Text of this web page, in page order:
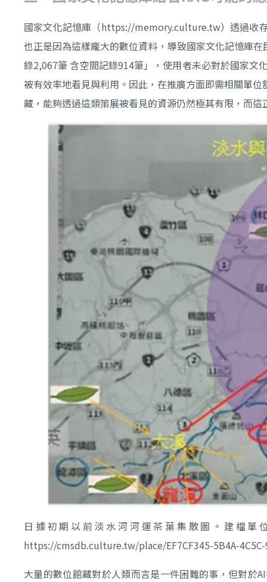
國家文化記憶庫（https://memory.culture.tw）透過收
也正是因為這樣龐大的數位資料，導致國家文化記憶庫
錄2,067筆 含空間記錄914筆」，使用者未必對於國家文
被有效率地看見與利用。因此，在推廣方面即需相關單
藏，能夠透過這類策展被看見的資源仍然極其有限，而這
日據初期以前淡水河河運茶葉集散圖。建檔單
https://cmsdb.culture.tw/place/EF7CF345-5B4A-4C5C-
大量的數位館藏對於人類而言是一件困難的事，但對於